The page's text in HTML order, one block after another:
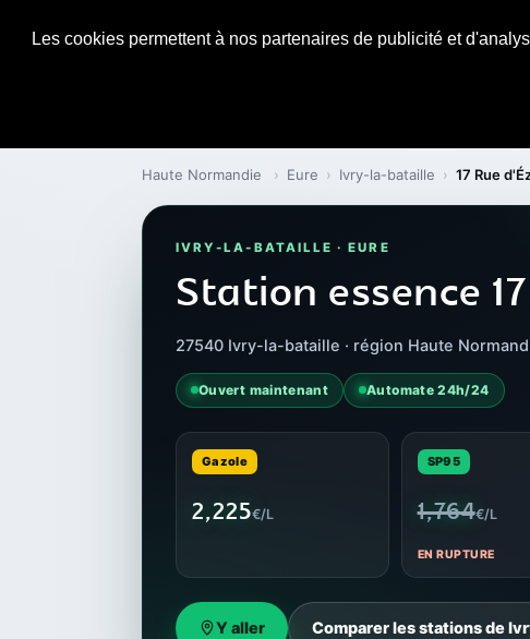
Les cookies permettent à nos partenaires de publicité et
Haute Normandie › Eure › Ivry-la-bataille › 17 Rue
IVRY-LA-BATAILLE · EURE
Station essence
27540 Ivry-la-bataille · région Haute
Ouvert maintenant Automate 24h/24
Gazole
2,225€/L
SP95
1,764€/L
EN RUPTURE
Y aller Comparer les stations de